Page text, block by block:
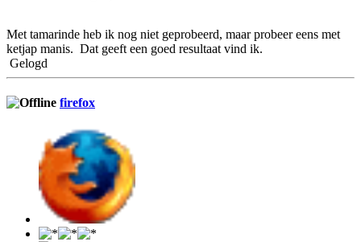
Met tamarinde heb ik nog niet geprobeerd, maar probeer eens met
ketjap manis. Dat geeft een goed resultaat vind ik.
Gelogd
firefox